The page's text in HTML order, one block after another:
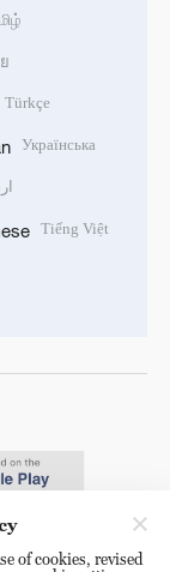
Türkçe
Українська
Tiếng Việt
of cookies, revised